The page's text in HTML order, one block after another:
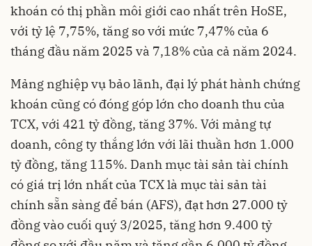
khoán có thị phần môi giới cao nhất trên HoSE,
với tỷ lệ 7,75%, tăng so với mức 7,47% của 6
tháng đầu năm 2025 và 7,18% của cả năm 2024.
Mảng nghiệp vụ bảo lãnh, đại lý phát hành chứng
khoán cũng có đóng góp lớn cho doanh thu của
TCX, với 421 tỷ đồng, tăng 37%. Với mảng tự
doanh, công ty thắng lớn với lãi thuần hơn 1.000
tỷ đồng, tăng 115%. Danh mục tài sản tài chính
có giá trị lớn nhất của TCX là mục tài sản tài
chính sẵn sàng để bán (AFS), đạt hơn 27.000 tỷ
đồng vào cuối quý 3/2025, tăng hơn 9.400 tỷ